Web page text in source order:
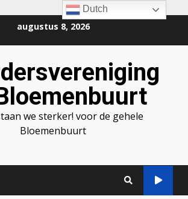
augustus 8, 2026
we sterker! voor de gehele
Bloemenbuurt
Dutch